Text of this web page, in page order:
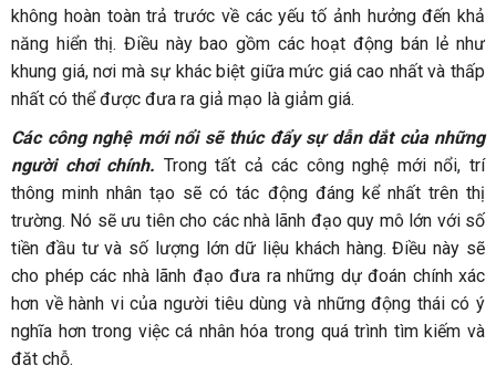
không hoàn toàn trả trước về các yếu tố ảnh hưởng đến khả
năng hiển thị. Điều này bao gồm các hoạt động bán lẻ như
khung giá, nơi mà sự khác biệt giữa mức giá cao nhất và thấp
nhất có thể được đưa ra giả mạo là giảm giá.
Các công nghệ mới nổi sẽ thúc đẩy sự dẫn dắt của những
người chơi chính. Trong tất cả các công nghệ mới nổi, trí
thông minh nhân tạo sẽ có tác động đáng kể nhất trên thị
trường. Nó sẽ ưu tiên cho các nhà lãnh đạo quy mô lớn với số
tiền đầu tư và số lượng lớn dữ liệu khách hàng. Điều này sẽ
cho phép các nhà lãnh đạo đưa ra những dự đoán chính xác
hơn về hành vi của người tiêu dùng và những động thái có ý
nghĩa hơn trong việc cá nhân hóa trong quá trình tìm kiếm và
đặt chỗ.